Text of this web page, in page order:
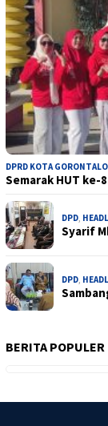
DPRD KOTA GORONTALO
Semarak HUT ke-
DPD,
Syarif
DPD,
BERITA POPULER